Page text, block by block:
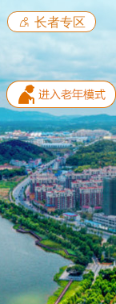
长者专区